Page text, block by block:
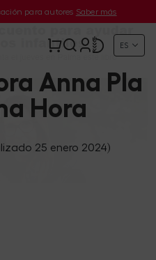
para autores Saber más
ES
Anna Pla
Hora
25 enero 2024)